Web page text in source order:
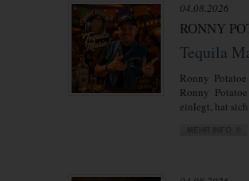
04.08.2026
RONNY
Tequila
Ronny
Ronny
einlegt, hat